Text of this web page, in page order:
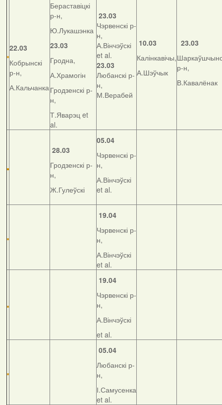
22.03
Кобрынскі
р-н,
А.Кальчанка
Бераставіцкі
р-н,
Ю.Лукашэнка
23.03
Гродна,
А.Храмогін
Гродзенскі р-
н,
Т.Яварэц et
al.
23.03
Чэрвенскі р-
н,
А.Вінчэўскі
et al.
23.03
Любанскі р-
н,
М.Верабей
10.03
Калінкавічы,
А.Шэўчык
23.03
р-н,
В.Кавалёнак
28.03
Гродзенскі р-
н,
Ж.Гулеўскі
05.04
Чэрвенскі р-
н,
А.Вінчэўскі
et al.
19.04
Чэрвенскі р-
н,
А.Вінчэўскі
et al.
19.04
Чэрвенскі р-
н,
А.Вінчэўскі
et al.
05.04
Любанскі р-
н,
І.Самусенка
et al.